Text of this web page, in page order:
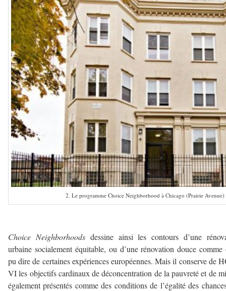
2. Le programme Choice Neighborhood à Chicago (Prairie
Choice Neighborhoodsdessine ainsi les contours d’une
urbaine socialement équitable, ou d’une rénovation douce comme
pu dire de certaines expériences européennes. Mais il conserve de
VI les objectifs cardinaux de déconcentration de la pauvreté et de
également présentés comme des conditions de l’égalité des